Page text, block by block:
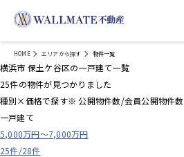
HOME エリアから探す 物件一覧
横浜市 保土ケ谷区の一戸建て一覧
25件の物件が見つかりました
種別×価格で探す※ 公開物件数/会員公開物件数
一戸建て
5,000万円～7,000万円
25件/28件